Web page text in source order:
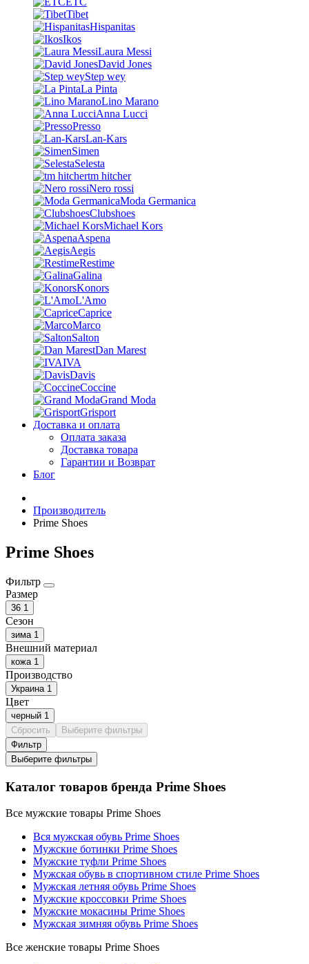
Tibet
Hispanitas
Ikos
Laura Messi
David Jones
Step wey
La Pinta
Lino Marano
Anna Lucci
Presso
Lan-Kars
Simen
Selesta
tm hitcher
Nero rossi
Moda Germanica
Clubshoes
Michael Kors
Aspena
Aegis
Restime
Galina
Konors
L'Amo
Caprice
Marco
Salton
Dan Marest
IVA
Davis
Coccine
Grand Moda
Grisport
Доставка и оплата
Оплата заказа
Доставка товара
Гарантии и Возврат
Блог
Производитель
Prime Shoes
Prime Shoes
Фильтр
Размер
36 1
Сезон
зима 1
Внешний материал
кожа 1
Производство
Украина 1
Цвет
черный 1
Сбросить
Выберите фильтры
Фильтр
Выберите фильтры
Каталог товаров бренда Prime Shoes
Все мужские товары Prime Shoes
Вся мужская обувь Prime Shoes
Мужские ботинки Prime Shoes
Мужские туфли Prime Shoes
Мужская обувь в спортивном стиле Prime Shoes
Мужская летняя обувь Prime Shoes
Мужские кроссовки Prime Shoes
Мужские мокасины Prime Shoes
Мужская зимняя обувь Prime Shoes
Все женские товары Prime Shoes